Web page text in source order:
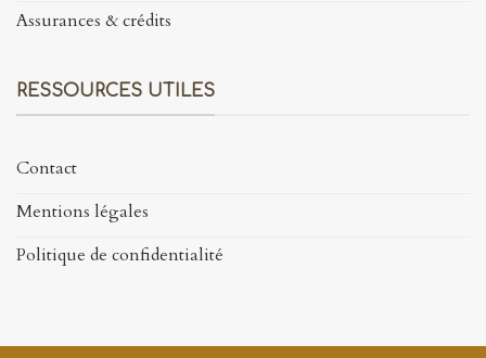
Assurances & crédits
RESSOURCES UTILES
Contact
Mentions légales
Politique de confidentialité